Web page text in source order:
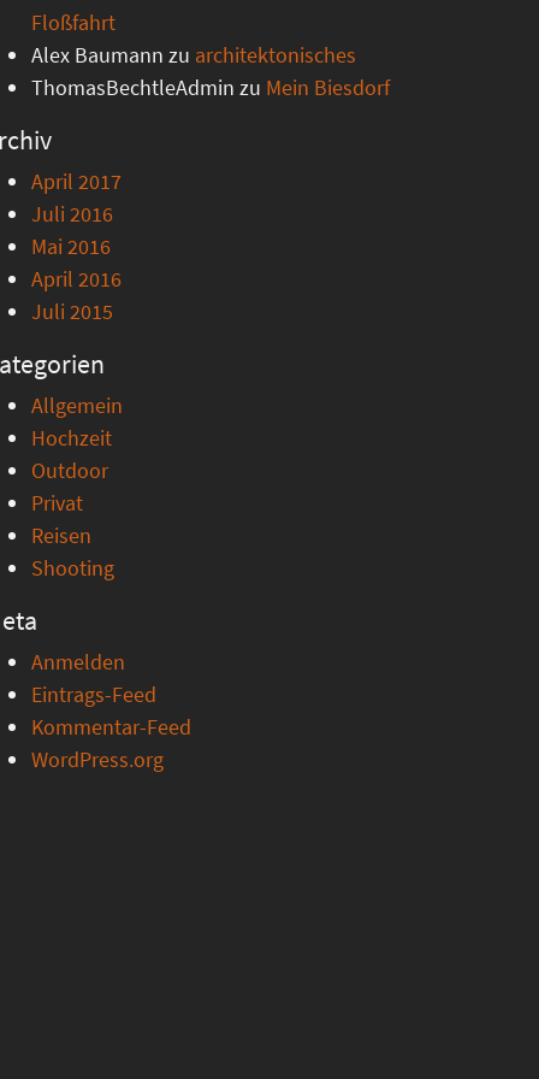
Floßfahrt
Alex Baumann zu architektonisches
ThomasBechtleAdmin zu Mein Biesdorf
April 2017
Juli 2016
Mai 2016
April 2016
Juli 2015
Allgemein
Hochzeit
Outdoor
Privat
Reisen
Shooting
Anmelden
Eintrags-Feed
Kommentar-Feed
WordPress.org